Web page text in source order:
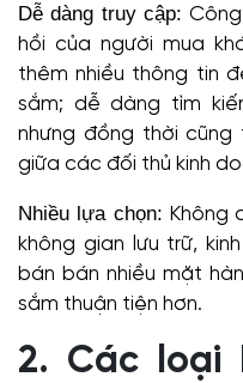
Dễ dàng truy cập:
hồi của người mua
thêm nhiều thông tin
sắm; dễ dàng tìm
nhưng đồng thời
giữa các đối thủ kinh
Nhiều lựa chọn: Không
không gian lưu trữ,
bán bán nhiều mặt
sắm thuận tiện hơn.
2. Các loại